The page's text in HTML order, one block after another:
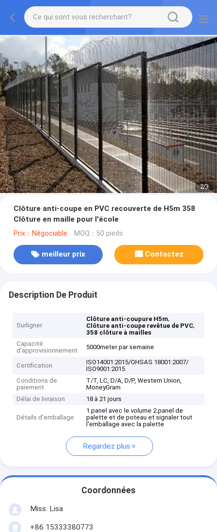
2/3
Clôture anti-coupe en PVC recouverte de H5m 358
Clôture en maille pour l'école
Prix：Négociable MOQ：50 pieds
meilleur prix Contactez
Description De Produit
Surligner
Clôture anti-coupure H5m,
Clôture anti-coupe revêtue de PVC,
358 clôture à mailles
Capacité
d'approvisionnement
5000meter par semaine
Certification
ISO14001:2015/OHSAS 18001:2007/
ISO9001:2015
Conditions de
paiement
T/T, LC, D/A, D/P, Western Union,
MoneyGram
Délai de livraison
18 à 21 jours
Détails d'emballage
1.panel avec le volume 2.panel de
palette et de poteau et signaler tout
l'emballage avec la palette
Regardez plus
Coordonnées
Miss. Lisa
+86 15333380773